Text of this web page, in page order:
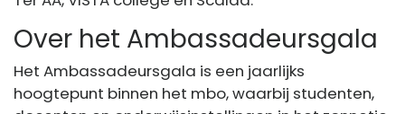
Over het Ambassadeursgala
Het Ambassadeursgala is een jaarlijks
hoogtepunt binnen het mbo, waarbij studenten,